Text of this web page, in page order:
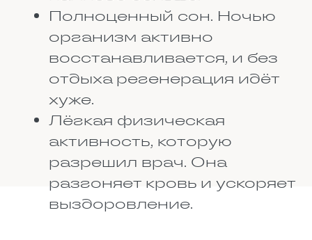
большого терпения. Прогресс
может быть медленным, иногда
меняется, но каждый день
приближает к результату.
При этом на всех этапах важно
правильно питаться, чтобы
ускорить восстановление. Также
врач может назначить добавки,
если посчитает нужным.
ОСНОВНЫЕ ПРАВИЛА
ПИТАНИЯ